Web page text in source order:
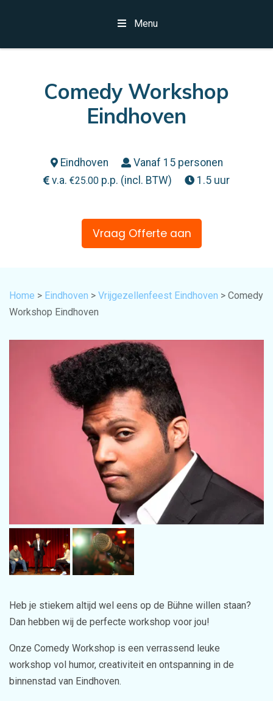
Menu
Comedy Workshop
Eindhoven
Eindhoven
Vanaf 15 personen
v.a.€25.00 p.p. (incl. BTW) 1.5 uur
Vraag Offerte aan
Home > Eindhoven > Vrijgezellenfeest Eindhoven > Comedy
Workshop Eindhoven
Heb je stiekem altijd wel eens op de Bühne willen staan?
Dan hebben wij de perfecte workshop voor jou!
Onze Comedy Workshop is een verrassend leuke
workshop vol humor, creativiteit en ontspanning in de
binnenstad van Eindhoven.